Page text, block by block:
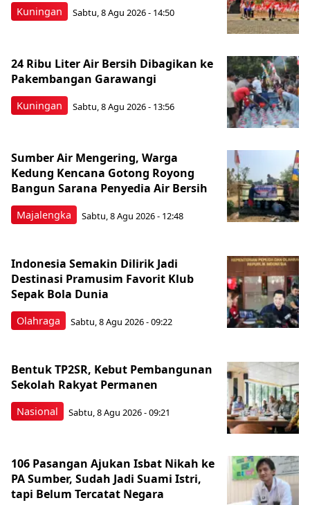
Kuningan Sabtu, 8 Agu 2026 - 14:50
Kuningan
24 Ribu Liter Air Bersih Dibagikan ke
Pakembangan Garawangi
Sabtu, 8 Agu 2026 - 13:56
Majalengka
Sumber Air Mengering, Warga
Kedung Kencana Gotong Royong
Bangun Sarana Penyedia Air Bersih
Sabtu, 8 Agu 2026 - 12:48
Olahraga
Indonesia Semakin Dilirik Jadi
Destinasi Pramusim Favorit Klub
Sepak Bola Dunia
Sabtu, 8 Agu 2026 - 09:22
Nasional
Bentuk TP2SR, Kebut Pembangunan
Sekolah Rakyat Permanen
Sabtu, 8 Agu 2026 - 09:21
106 Pasangan Ajukan Isbat Nikah ke
PA Sumber, Sudah Jadi Suami Istri,
tapi Belum Tercatat Negara